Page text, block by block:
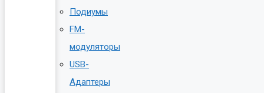
Подиумы
FM-
модуляторы
USB-
Адаптеры